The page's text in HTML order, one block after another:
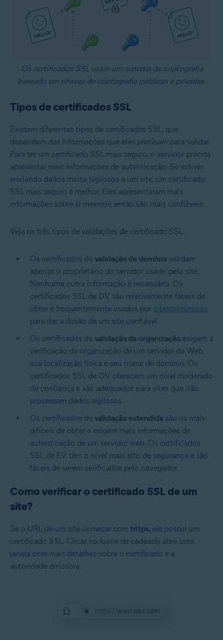
Os certificados SSL usam um sistema de criptografia
baseado em chaves de criptografia públicas e privadas.
Tipos de certificados SSL
Existem diferentes tipos de certificados SSL, que
dependem das informações que eles precisam para validar.
Para ter um certificado SSL mais seguro, o servidor precisa
apresentar mais informações de autenticação. Se estiver
enviando dados muito sigilosos a um site, um certificado
SSL mais seguro é melhor. Eles apresentaram mais
informações sobre si mesmos, então são mais confiáveis.
Veja os três tipos de validações de certificado SSL:
Os certificados de validação de domínio validam
apenas o proprietário do servidor usado pelo site.
Nenhuma outra informação é necessária. Os
certificados SSL de DV são relativamente fáceis de
obter e frequentemente usados por cibercriminosos
para dar a ilusão de um site confiável.
Os certificados de validação da organização exigem a
verificação da organização de um servidor da Web,
sua localização física e seu nome de domínio. Os
certificados SSL de OV oferecem um nível moderado
de confiança e são adequados para sites que não
processam dados sigilosos.
Os certificados de validação estendida são os mais
difíceis de obter e exigem mais informações de
autenticação de um servidor web. Os certificados
SSL de EV têm o nível mais alto de segurança e são
fáceis de serem verificados pelo navegador.
Como verificar o certificado SSL de um
site?
Se o URL de um site começar com https, ele possui um
certificado SSL. Clicar no ícone de cadeado abre uma
janela com mais detalhes sobre o certificado e a
autoridade emissora.